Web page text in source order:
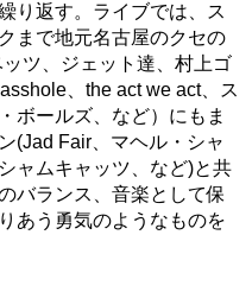
り返す。ライブでは、ス
まで地元名古屋のクセの
ツ、ジェット達、村上ゴ
、the act we act、ス
ボールズ、など）にもま
(Jad Fair、マヘル・シャ
ャムキャッツ、など)と共
バランス、音楽として保
あう勇気のようなものを